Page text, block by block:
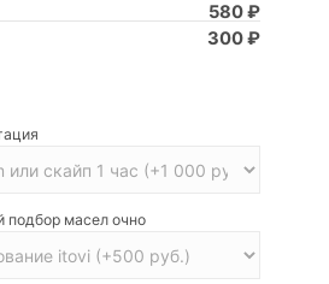
580₽
300₽
подбор масел очно